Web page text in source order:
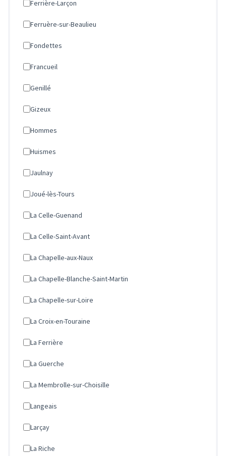
Ferrière-Larçon
Ferruère-sur-Beaulieu
Fondettes
Francueil
Genillé
Gizeux
Hommes
Huismes
Jaulnay
Joué-lès-Tours
La Celle-Guenand
La Celle-Saint-Avant
La Chapelle-aux-Naux
La Chapelle-Blanche-Saint-Martin
La Chapelle-sur-Loire
La Croix-en-Touraine
La Ferrière
La Guerche
La Membrolle-sur-Choisille
Langeais
Larçay
La Riche